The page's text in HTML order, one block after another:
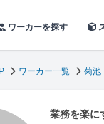
ワーカーを探す
ワーカー一覧 菊池
業務を楽に